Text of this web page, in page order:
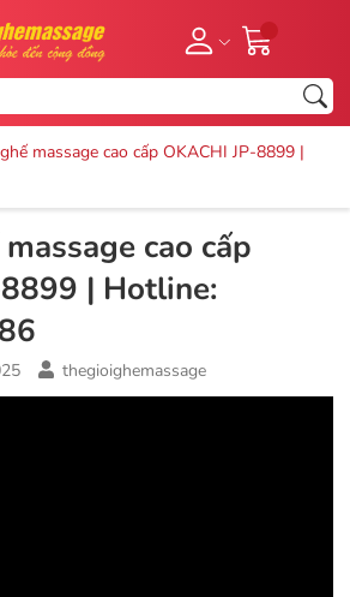
massage cao cấp OKACHI JP-8899 |
cao cấp
| Hotline:
thegioighemassage